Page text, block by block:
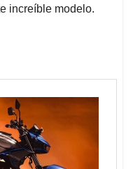
increíble modelo.